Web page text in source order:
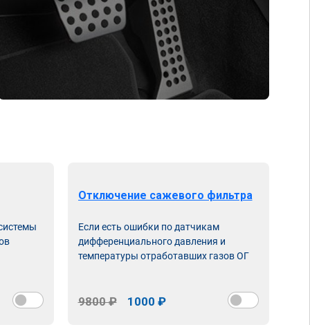
Отключение сажевого фильтра
Если есть ошибки по датчикам
дифференциального давления и
температуры отработавших газов ОГ
9800 ₽ 1000 ₽